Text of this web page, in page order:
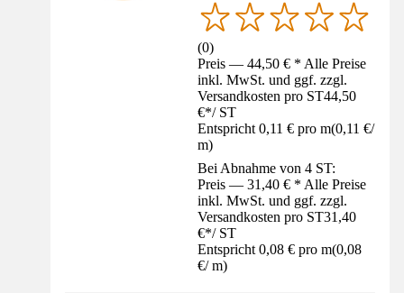
(0)
Preis — 44,50 € * Alle Preise
inkl. MwSt. und ggf. zzgl.
Versandkosten pro ST44,50
€*/ ST
Entspricht 0,11 € pro m(0,11 €/
m)
Bei Abnahme von 4 ST:
Preis — 31,40 € * Alle Preise
inkl. MwSt. und ggf. zzgl.
Versandkosten pro ST31,40
€*/ ST
Entspricht 0,08 € pro m(0,08
€/ m)